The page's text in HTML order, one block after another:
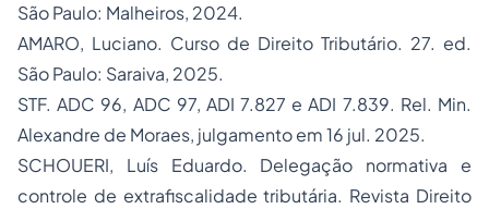
São Paulo: Malheiros, 2024.
AMARO, Luciano. Curso de Direito Tributário. 27. ed.
São Paulo: Saraiva, 2025.
STF. ADC 96, ADC 97, ADI 7.827 e ADI 7.839. Rel. Min.
Alexandre de Moraes, julgamento em 16 jul. 2025.
SCHOUERI, Luís Eduardo. Delegação normativa e
controle de extrafiscalidade tributária. Revista Direito